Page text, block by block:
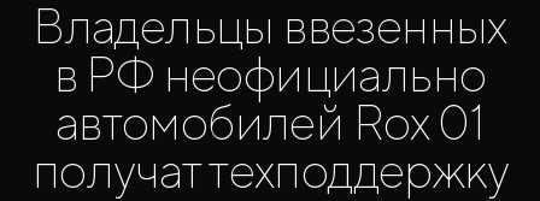
Владельцы ввезенных
в РФ неофициально
автомобилей Rox 01
получат техподдержку